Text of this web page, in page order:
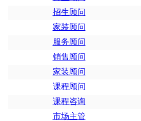
招生顾问
家装顾问
服务顾问
销售顾问
家装顾问
课程顾问
课程咨询
市场主管